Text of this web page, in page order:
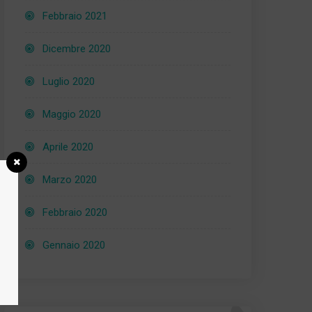
Febbraio 2021
Dicembre 2020
Luglio 2020
Maggio 2020
Aprile 2020
Marzo 2020
Febbraio 2020
Gennaio 2020